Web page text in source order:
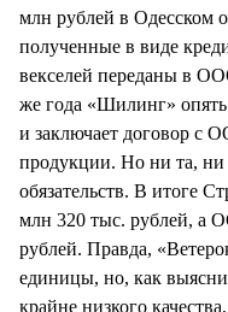
млн рублей в Одесском
полученные в виде
векселей переданы в
же года «Шилинг»
и заключает договор с
продукции. Но ни та,
обязательств. В итоге
млн 320 тыс. рублей, а
рублей. Правда,
единицы, но, как
крайне низкого